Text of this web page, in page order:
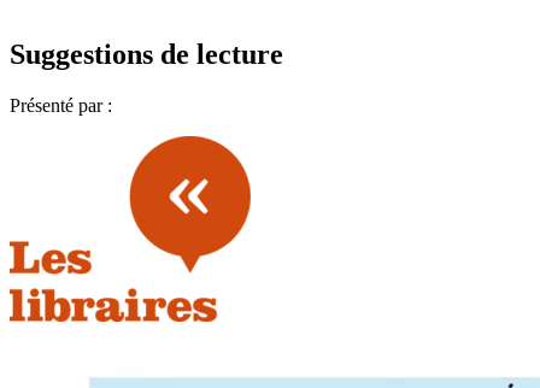
Suggestions de lecture
Présenté par :